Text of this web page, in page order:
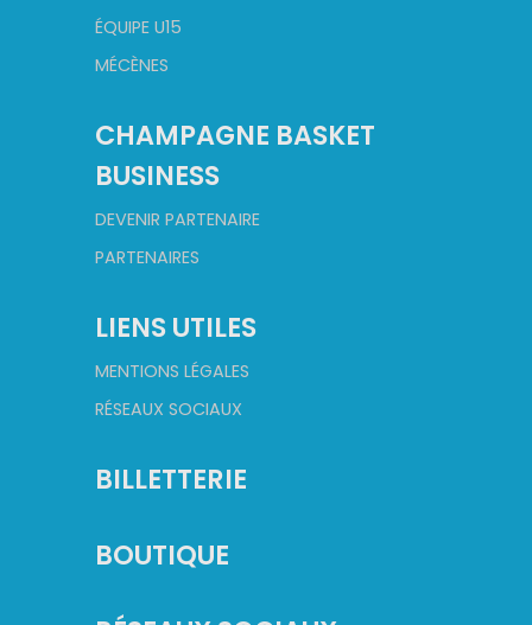
ÉQUIPE U15
MÉCÈNES
CHAMPAGNE BASKET
BUSINESS
DEVENIR PARTENAIRE
PARTENAIRES
LIENS UTILES
MENTIONS LÉGALES
RÉSEAUX SOCIAUX
BILLETTERIE
BOUTIQUE